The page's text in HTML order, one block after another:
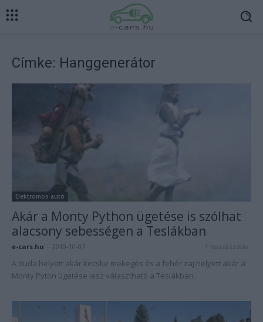
Címke: Hanggenerátor
Elektromos autó
Akár a Monty Python ügetése is szólhat
alacsony sebességen a Teslákban
e-cars.hu 2019-10-07 1 hozzászólás
A duda helyett akár kecske mekegés és a fehér zaj helyett akár a
Monty Pyton ügetése lesz választható a Teslákban.